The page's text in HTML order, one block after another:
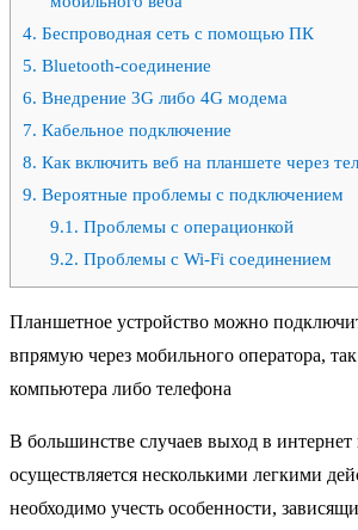
4. Беспроводная сеть с помощью ПК
5. Bluetooth-соединение
6. Внедрение 3G либо 4G модема
7. Кабельное подключение
8. Как включить веб на планшете через
9. Вероятные проблемы с подключением
9.1. Проблемы с операционкой
9.2. Проблемы с Wi-Fi соединением
Планшетное устройство можно
впрямую через мобильного оператора,
компьютера либо телефона
В большинстве случаев выход в
осуществляется несколькими легкими
необходимо учесть особенности,